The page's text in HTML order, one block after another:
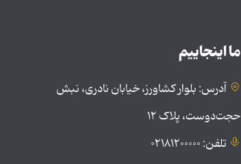
ما اینجاییم
آدرس: بلوار کشاورز، خیابان نادری، نبش
حجت‌دوست، پلاک ۱۲
تلفن: ۰۲۱۸۱۲۰۰۰۰۰